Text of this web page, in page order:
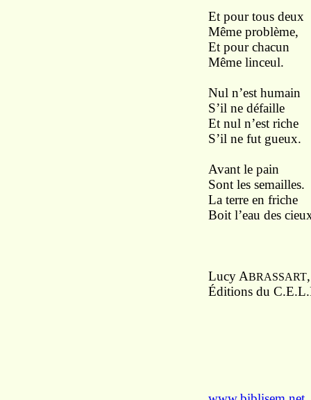
Et pour tous deux
Même problème,
Et pour chacun
Même linceul.
Nul n’est humain
S’il ne défaille
Et nul n’est riche
S’il ne fut gueux.
Avant le pain
Sont les semailles.
La terre en friche
Boit l’eau des
Lucy ABRASSART
Éditions du